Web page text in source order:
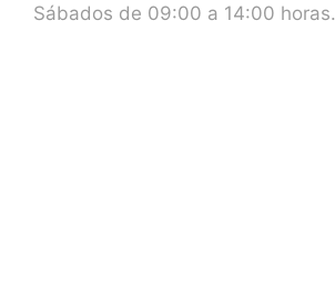
Sábados de 09:00 a 14:00 horas.